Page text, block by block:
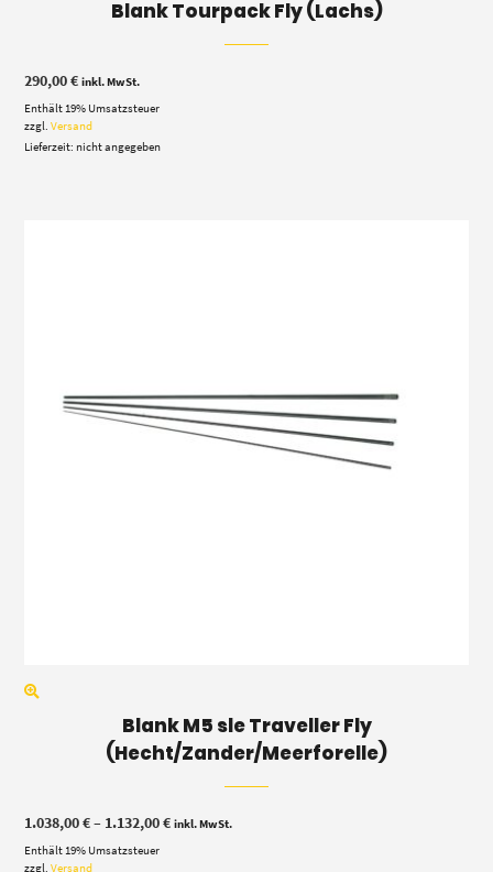
Blank Tourpack Fly (Lachs)
290,00€ inkl. MwSt.
Enthält 19% Umsatzsteuer
zzgl.Versand
Lieferzeit: nicht angegeben
Blank M5 sle Traveller Fly
(Hecht/Zander/Meerforelle)
1.038,00€– 1.132,00€Preisspanne:
inkl. MwSt.
Enthält 19% Umsatzsteuer
zzgl.Versand